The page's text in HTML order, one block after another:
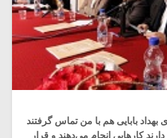
بهداد بابایی هم با من تماس گرفتند
کارهایی انجام می‌دهند و قرار